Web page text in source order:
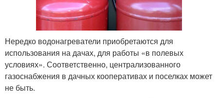
Нередко водонагреватели приобретаются для
использования на дачах, для работы «в полевых
условиях». Соответственно, централизованного
газоснабжения в дачных кооперативах и поселках может
не быть.